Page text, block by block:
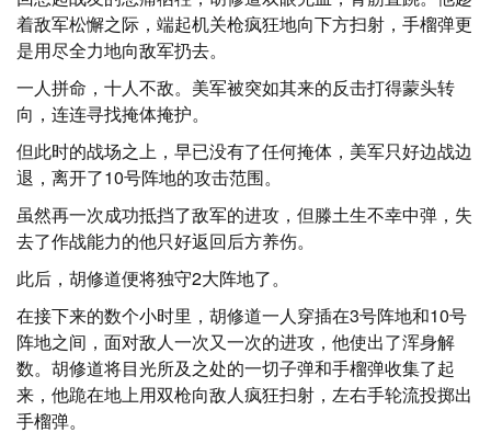
着敌军松懈之际，端起机关枪疯狂地向下方扫射，手榴弹更
是用尽全力地向敌军扔去。
一人拼命，十人不敌。美军被突如其来的反击打得蒙头转
向，连连寻找掩体掩护。
但此时的战场之上，早已没有了任何掩体，美军只好边战边
退，离开了10号阵地的攻击范围。
虽然再一次成功抵挡了敌军的进攻，但滕土生不幸中弹，失
去了作战能力的他只好返回后方养伤。
此后，胡修道便将独守2大阵地了。
在接下来的数个小时里，胡修道一人穿插在3号阵地和10号
阵地之间，面对敌人一次又一次的进攻，他使出了浑身解
数。胡修道将目光所及之处的一切子弹和手榴弹收集了起
来，他跪在地上用双枪向敌人疯狂扫射，左右手轮流投掷出
手榴弹。